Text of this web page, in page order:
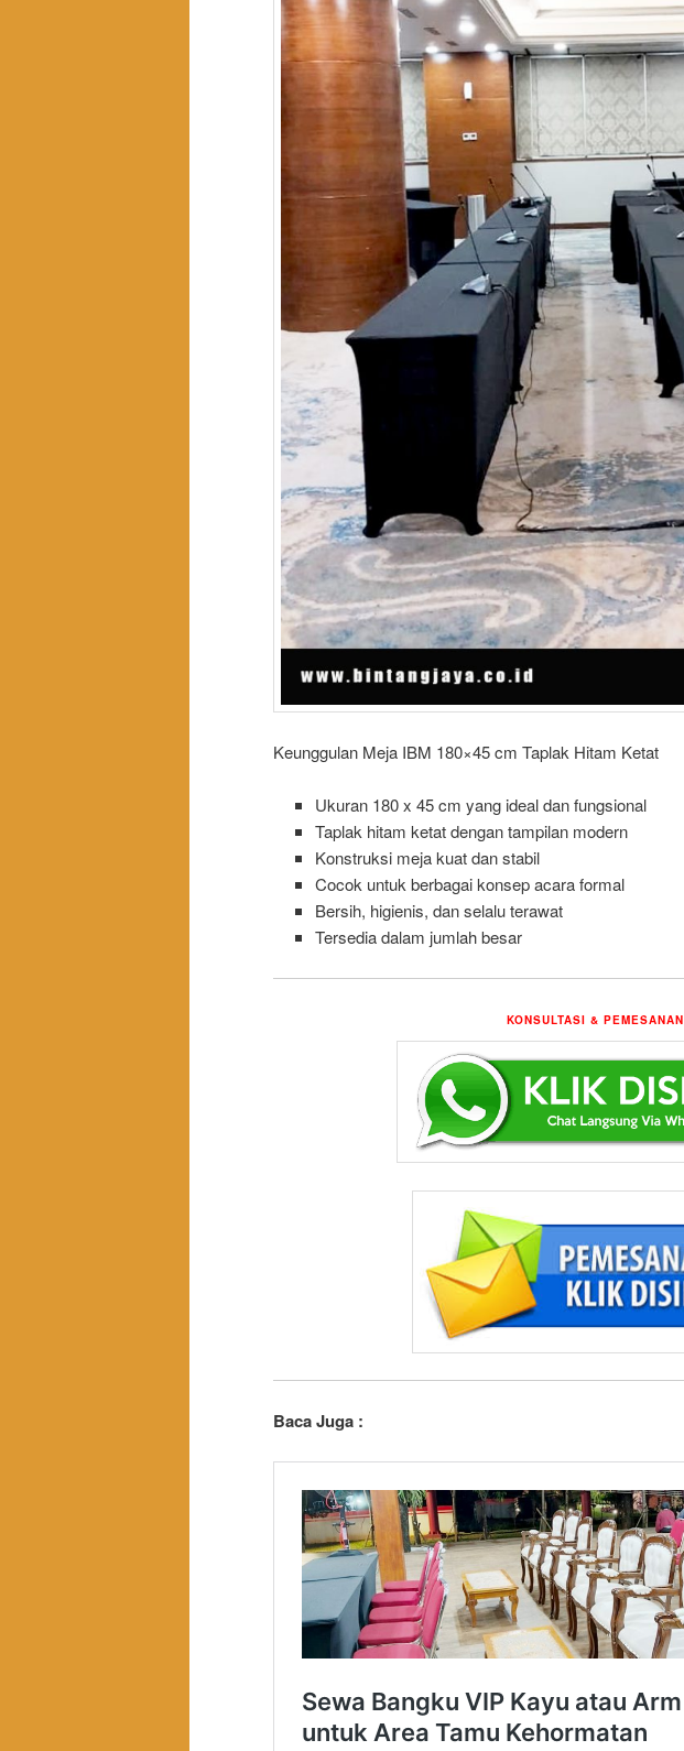
Keunggulan Meja IBM 180×45 cm Taplak Hitam Ketat
Ukuran 180 x 45 cm yang ideal dan fungsional
Taplak hitam ketat dengan tampilan modern
Konstruksi meja kuat dan stabil
Cocok untuk berbagai konsep acara formal
Bersih, higienis, dan selalu terawat
Tersedia dalam jumlah besar
KONSULTASI & PEMESANAN
Baca Juga :